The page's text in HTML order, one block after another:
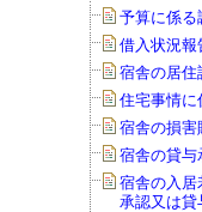
予算に係る
借入状況報
宿舎の居住
住宅事情に
宿舎の損害
宿舎の貸与
宿舎の入居
承認又は貸